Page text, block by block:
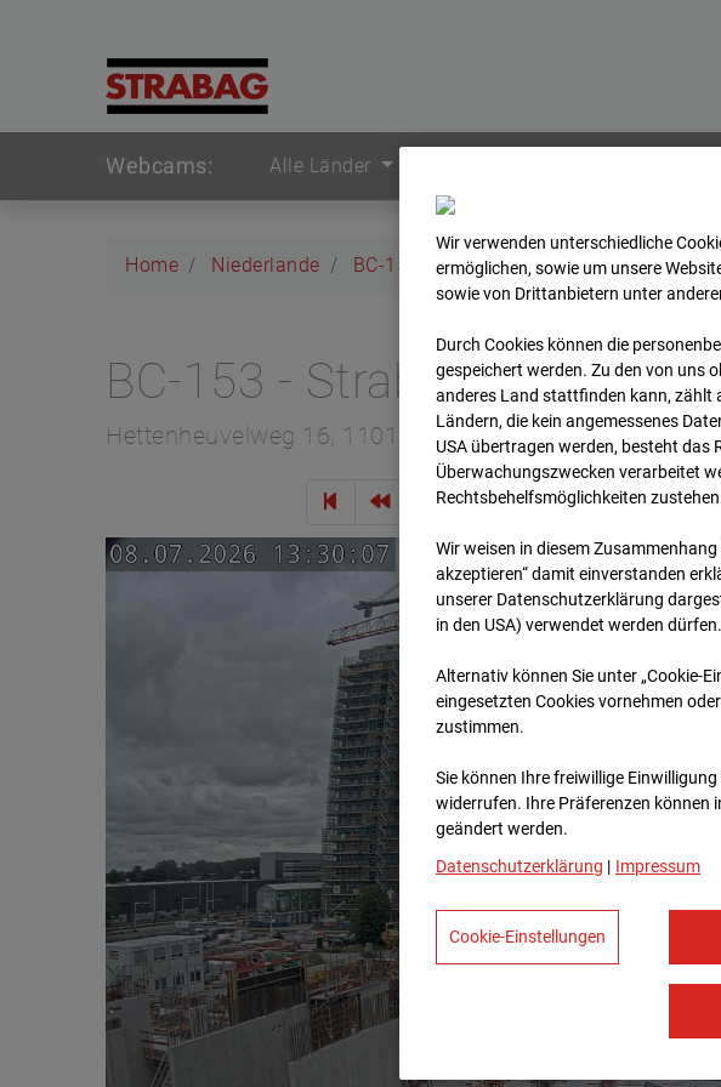
Webcams: Alle Länder
Home Niederlande BC-153 - Strabag - BV-Amsterdam
BC-153 - Strabag - BV-
Hettenheuvelweg 16, 1101 BN Amsterdam
Zur Übersicht
Wir verwenden unterschiedliche
ermöglichen, sowie um unsere
sowie von Drittanbietern unter
Durch Cookies können die
gespeichert werden. Zu den von uns
anderes Land stattfinden kann, zählt
Ländern, die kein angemessenes
USA übertragen werden, besteht das
Überwachungszwecken verarbeitet
Rechtsbehelfsmöglichkeiten
Wir weisen in diesem
akzeptieren“ damit ein­ver­standen
unserer Datenschutzerklärung
in den USA) verwendet werden dürfen.
Alternativ können Sie unter „Cookie-
eingesetzten Cookies vornehmen
zustimmen.
Sie können Ihre freiwillige
widerrufen. Ihre Prä­fe­renzen können
geändert werden.
Datenschutzerklärung | Impressum
Cookie-Einstellungen